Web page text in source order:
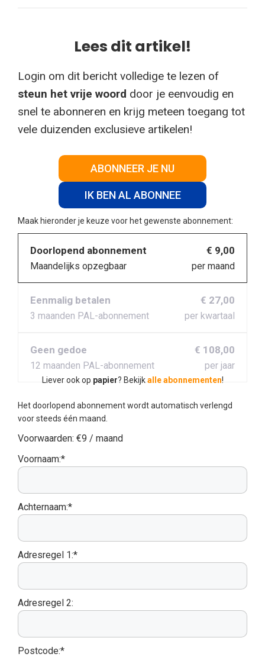
Lees dit artikel!
Login om dit bericht volledige te lezen of
steun het vrije woord door je eenvoudig en
snel te abonneren en krijg meteen toegang tot
vele duizenden exclusieve artikelen!
ABONNEER JE NU
IK BEN AL ABONNEE
Maak hieronder je keuze voor het gewenste abonnement:
Doorlopend abonnement
Maandelijks opzegbaar
€ 9,00
per maand
Eenmalig betalen
3 maanden PAL-abonnement
€ 27,00
per kwartaal
Geen gedoe
12 maanden PAL-abonnement
€ 108,00
per jaar
Liever ook op papier? Bekijkalle abonnementen!
Het doorlopend abonnement wordt automatisch verlengd
voor steeds één maand.
Voorwaarden: €9 / maand
Voornaam:*
Achternaam:*
Adresregel 1:*
Adresregel 2:
Postcode:*